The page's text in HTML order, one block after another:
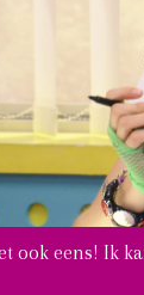
ook eens! Ik